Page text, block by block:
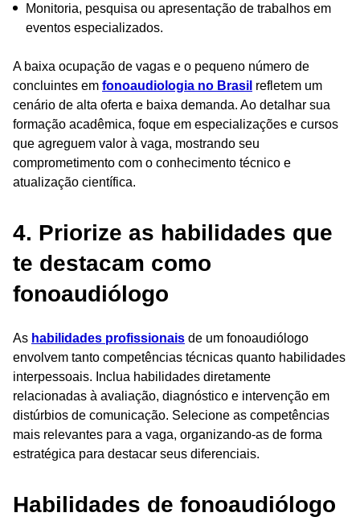
Monitoria, pesquisa ou apresentação de trabalhos em
eventos especializados.
A baixa ocupação de vagas e o pequeno número de
concluintes em fonoaudiologia no Brasil refletem um
cenário de alta oferta e baixa demanda. Ao detalhar sua
formação acadêmica, foque em especializações e cursos
que agreguem valor à vaga, mostrando seu
comprometimento com o conhecimento técnico e
atualização científica.
4. Priorize as habilidades que
te destacam como
fonoaudiólogo
As habilidades profissionais de um fonoaudiólogo
envolvem tanto competências técnicas quanto habilidades
interpessoais. Inclua habilidades diretamente
relacionadas à avaliação, diagnóstico e intervenção em
distúrbios de comunicação. Selecione as competências
mais relevantes para a vaga, organizando-as de forma
estratégica para destacar seus diferenciais.
Habilidades de fonoaudiólogo